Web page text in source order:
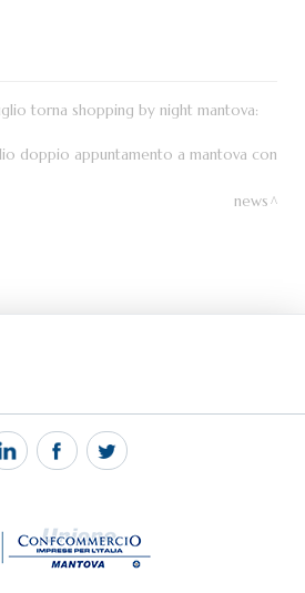
torna shopping by night mantova:
doppio appuntamento a mantova con
news